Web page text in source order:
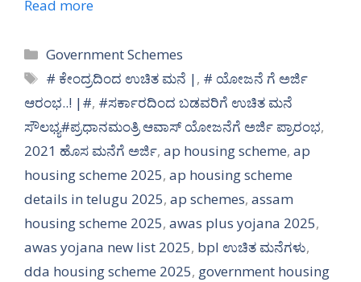
Read more
Categories
Government Schemes
Tags
# ಕೇಂದ್ರದಿಂದ ಉಚಿತ ಮನೆ |, # ಯೋಜನೆ ಗೆ ಅರ್ಜಿ
ಆರಂಭ..! |#, #ಸರ್ಕಾರದಿಂದ ಬಡವರಿಗೆ ಉಚಿತ ಮನೆ
ಸೌಲಭ್ಯ#ಪ್ರಧಾನಮಂತ್ರಿ ಆವಾಸ್ ಯೋಜನೆಗೆ ಅರ್ಜಿ ಪ್ರಾರಂಭ,
2021 ಹೊಸ ಮನೆಗೆ ಅರ್ಜಿ, ap housing scheme, ap
housing scheme 2025, ap housing scheme
details in telugu 2025, ap schemes, assam
housing scheme 2025, awas plus yojana 2025,
awas yojana new list 2025, bpl ಉಚಿತ ಮನೆಗಳು,
dda housing scheme 2025, government housing